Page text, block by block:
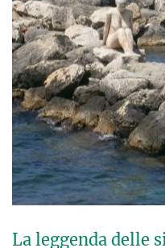
La leggenda delle